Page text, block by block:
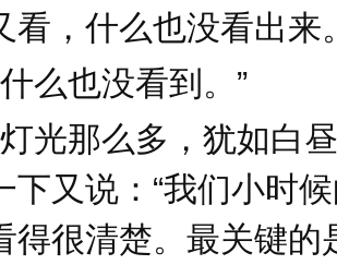
看，什么也没看出来
么也没看到。”
光那么多，犹如白
下又说：“我们小时
得很清楚。最关键